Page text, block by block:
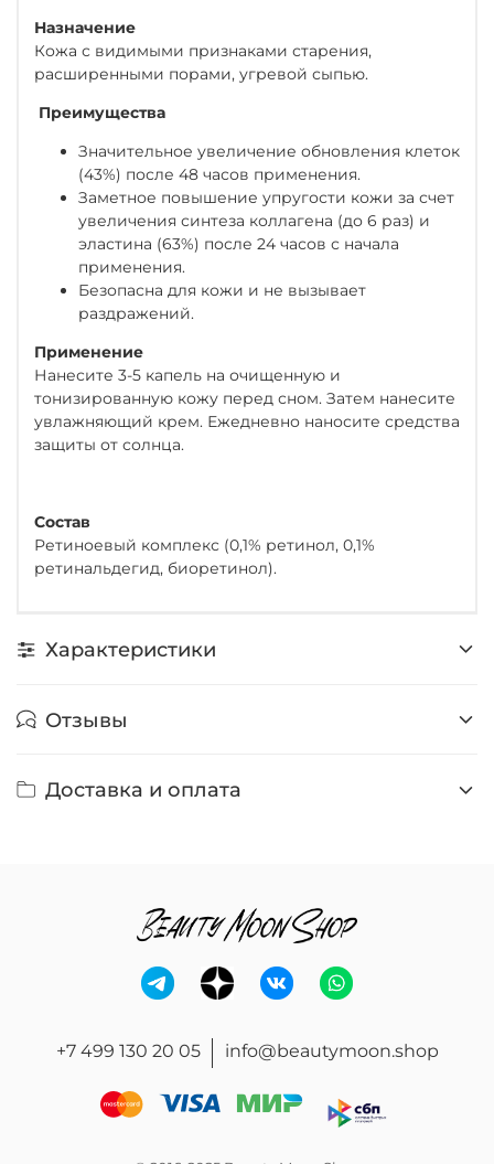
Назначение
Кожа с видимыми признаками старения,
расширенными порами, угревой сыпью.
Преимущества
Значительное увеличение обновления клеток
(43%) после 48 часов применения.
Заметное повышение упругости кожи за счет
увеличения синтеза коллагена (до 6 раз) и
эластина (63%) после 24 часов с начала
применения.
Безопасна для кожи и не вызывает
раздражений.
Применение
Нанесите 3-5 капель на очищенную и
тонизированную кожу перед сном. Затем нанесите
увлажняющий крем. Ежедневно наносите средства
защиты от солнца.
Состав
Ретиноевый комплекс (0,1% ретинол, 0,1%
ретинальдегид, биоретинол).
Характеристики
Отзывы
Доставка и оплата
+7 499 130 20 05 info@beautymoon.shop